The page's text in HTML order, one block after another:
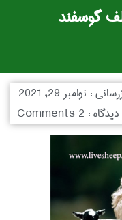
گوسفند
: نوامبر 29, 2021
:
2 Comments